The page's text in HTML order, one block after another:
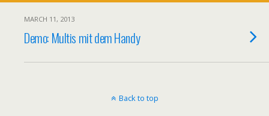
MARCH 11, 2013
Demo: Multis mit dem Handy
Back to top